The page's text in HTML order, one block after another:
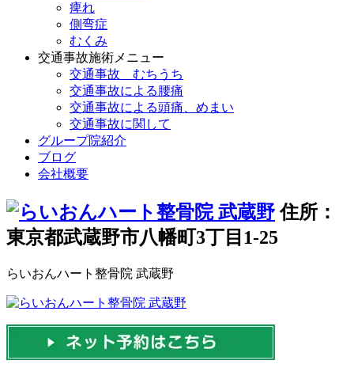
痺れ
側弯症
むくみ
交通事故施術メニュー
交通事故 むちうち
交通事故による腰痛
交通事故による頭痛、めまい
交通事故に関して
グループ院紹介
ブログ
会社概要
住所：
東京都武蔵野市八幡町3丁目1-25
らいおんハート整骨院 武蔵野